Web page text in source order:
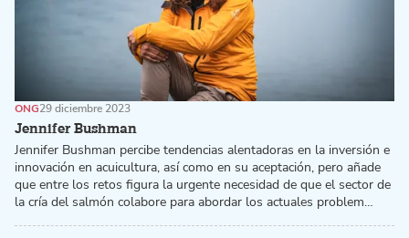
Jennifer Bushman
ONG29 diciembre 2023
Jennifer Bushman percibe tendencias alentadoras en la inversión e
innovación en acuicultura, así como en su aceptación, pero añade
que entre los retos figura la urgente necesidad de que el sector de
la cría del salmón colabore para abordar los actuales problem…